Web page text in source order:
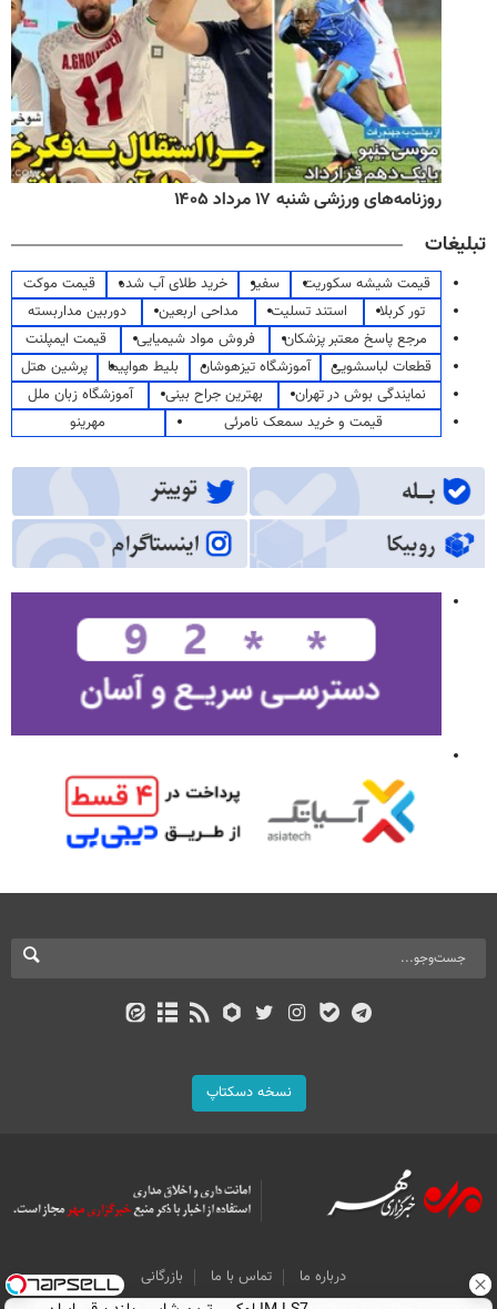
روزنامه‌های ورزشی شنبه ۱۷ مرداد ۱۴۰۵
تبلیغات
قیمت شیشه سکوریت سفیر خرید طلای آب شده
قیمت موکت
تور کربلا
استند تسلیت مداحی اربعین
دوربین مداربسته
مرجع پاسخ معتبر پزشکان
فروش مواد شیمیایی
قیمت ایمپلنت
قطعات لباسشویی
آموزشگاه تیزهوشان بلیط هواپیما
پرشین هتل
نمایندگی بوش در تهران
بهترین جراح بینی
آموزشگاه زبان ملل
قیمت و خرید سمعک نامرئی
مهرینو
نسخه دسکتاپ
درباره ما تماس با ما
بازرگانی